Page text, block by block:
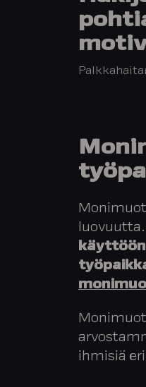
luovuutta.
käyttöön
ihmisiä